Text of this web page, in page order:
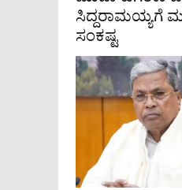
ಸಿದ್ದರಾಮಯ್ಯಗೆ
ಸಂಕಷ್ಟ